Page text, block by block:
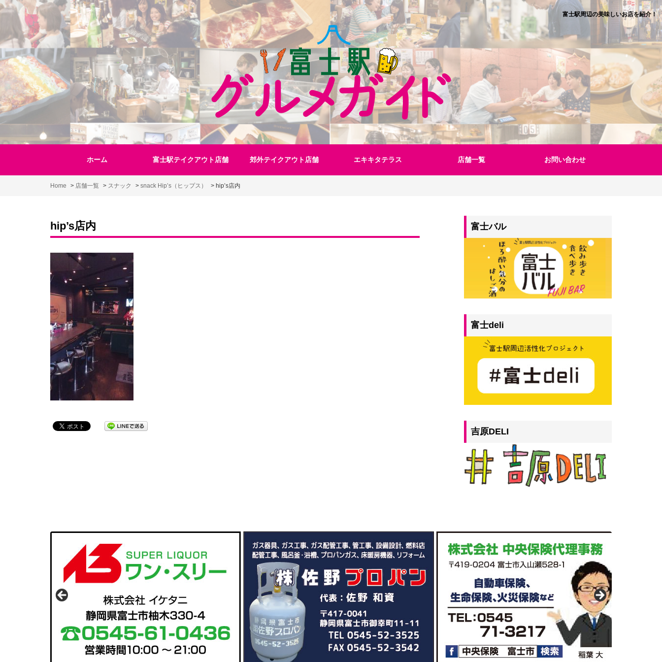
Skip
content
富士駅周辺の美味しいお店を紹介！
ホーム 富士駅テイクアウト店舗 郊外テイクアウト店舗 エキキタテラス 店舗一覧 お問い合わせ
Home > 店舗一覧 > スナック > snack Hip’s（ヒップス） > hip’s店内
hip’s店内 富士バル
富士deli
吉原DELI